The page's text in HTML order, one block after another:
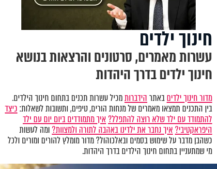
חינוך ילדים
עשרות מאמרים, סרטונים והרצאות בנושא
חינוך ילדים בדרך היהדות
מדור חינוך ילדיםבאתרהידברותמכיל עשרות תכנים בתחום חינוך הילדים.
בין התכנים תמצאו מאמרים של מנחות הורים, טיפים, ותשובות לשאלות: כיצד
להתמודד עם ילד שלא רוצה להתפלל?איך מתמודדים ביום יום עם ילד
היפראקטיבי?איך נחבר את ילדינו באהבה לתורה ולמצוות?ומה לעשות
כשהבן מדבר על שימוש בסמים ובאלכוהול? מדור מומלץ להורים ומורים ולכל
מי שמתעניין בתחום חינוך הילדים בדרך היהדות.